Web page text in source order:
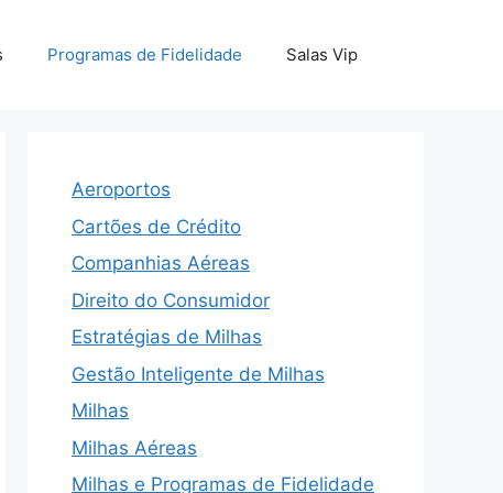
Programas de Fidelidade Salas Vip
Aeroportos
Cartões de Crédito
Companhias Aéreas
Direito do Consumidor
Estratégias de Milhas
Gestão Inteligente de Milhas
Milhas
Milhas Aéreas
Milhas e Programas de Fidelidade